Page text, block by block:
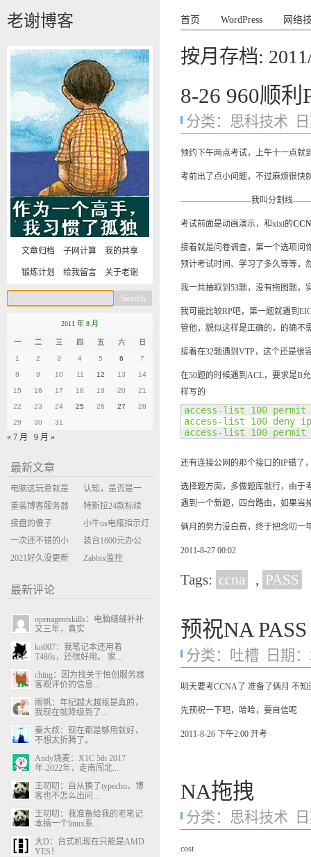
老谢博客 首页 WordPress 网络
按月存档:
8-26 960顺利
分类： 思科技术
预约下午两点考试，上午十一点就
考前出了点小问题，不过麻烦很快
————————–我叫分割线
考试前面是动画演示，和xixi的
接着就是问卷调查，第一个选项问
预计考试时间、学习了多久等等，
我一共抽取到53题，没有拖图题，
我可能比较RP吧，第一题就遇到
管他，貌似这样是正确的，的确不
接着在32题遇到VTP，这个还是很
在50题的时候遇到ACL，要求是B
样写的
access-list 100 permit
access-list 100 deny
access-list 100 permit
还有连接公网的那个接口的IP错了
选择题方面，多做题库就行，由于
遇到一个新题，四台路由，如果当
俩月的努力没白费，终于把念叨一
2011-8-27 00:02
Tags: ccna , PASS
预祝NA PASS
分类： 吐槽 日期
明天要考CCNA了 准备了俩月 不知
先预祝一下吧，哈哈，要自信呢
2011-8-26 下午2:00 开考
NA拖拽
分类： 思科技术
cost
文章归档 子网计算 我的共享
锻炼计划 给我留言 关于老谢
2011 年 8 月
一 二 三 四 五 六 日
1 2 3 4 5 6 7
8 9 10 11 12 13 14
15 16 17 18 19 20 21
22 23 24 25 26 27 28
29 30 31
« 7 月 9 月 »
最新文章
电脑这玩意就是
缝缝补补的事
认知，是否是一
座大山？当架构
决策变成配置清
单比价
重装博客服务器
环境
特斯拉24款标续
Model Y 2万公里
使用体验
接盘的傻子
小牛us电瓶指示灯
闪三次不上电
一次还不错的小
米售后体验
装台1600元办公
主机
2021好久没更新
Zabbix监控
最新评论
openagentskills：电脑缝缝补补
又三年，真实
kn007：我笔记本还用着
T480s，还很好用。 家...
ching：因为找关于恒创服务器
客观评价的信息...
雨帆：年纪越大越抠是真的，
我现在就降级到了...
秦大叔：现在都是够用就好，
不想太折腾了。
Andy烧麦：X1C 5th 2017
年-2022年，走南闯北...
王叨叨：自从换了typecho，博
客也不怎么出问...
王叨叨：我准备给我的老笔记
本搞一个linux系...
大D：台式机现在只能是AMD
YES！